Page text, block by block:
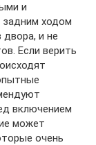
и
ходом
и не
Если верить
включением
может
очень